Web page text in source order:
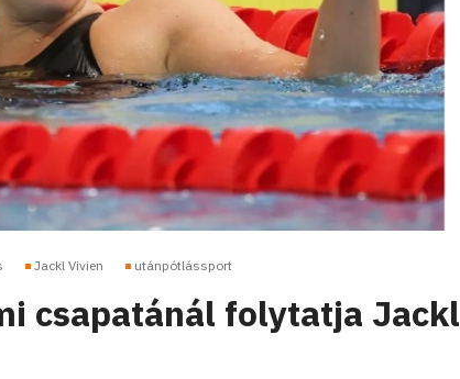
Jackl Vivien utánpótlássport
csapatánál folytatja Jackl